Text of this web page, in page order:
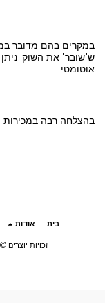
במקרים בהם מדובר
ש"שובר" את השוק,
אוטומטי.
בהצלחה רבה במכירות
בית אודות
זכויות יוצרים © 2026 כל הזכויות